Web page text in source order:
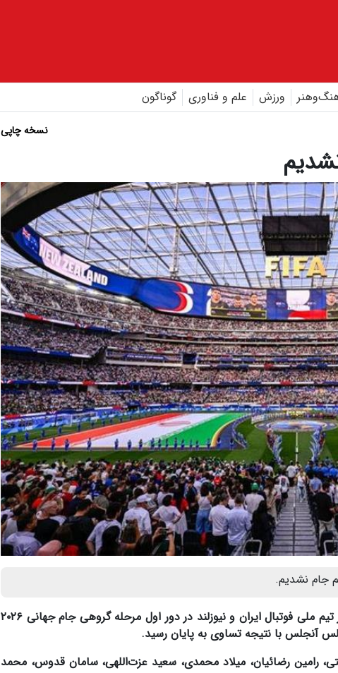
ورزش علم و فناوری گوناگون
نسخه چاپی
جام نشدیم.
از بازی ایران و نیوزلند، دیدار تیم ملی فوتبال ایران و نیوزلند در دور اول مرحله گروهی جام جهانی ۲۰۲۶
لس آنجلس با نتیجه تساوی به پایان رسید.
رامین رضائیان، میلاد محمدی، سعید عزت‌اللهی، سامان قدوس، محمد